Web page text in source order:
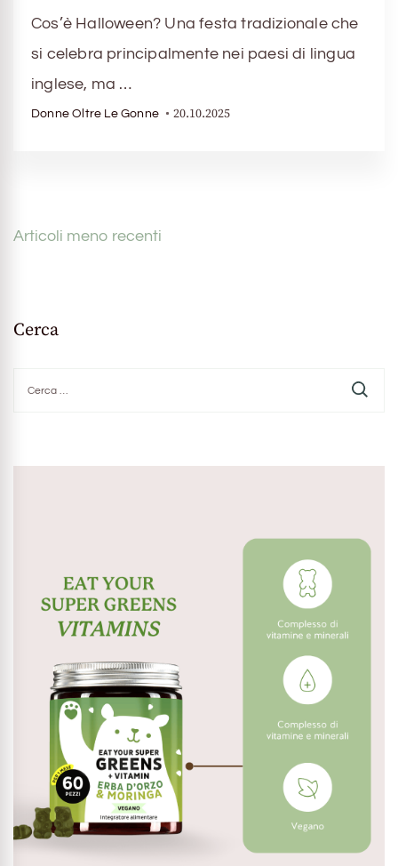
Cos’è Halloween? Una festa tradizionale che
si celebra principalmente nei paesi di lingua
inglese, ma …
Donne Oltre Le Gonne 20.10.2025
Navigazione
Articoli meno recenti
Cerca
per: